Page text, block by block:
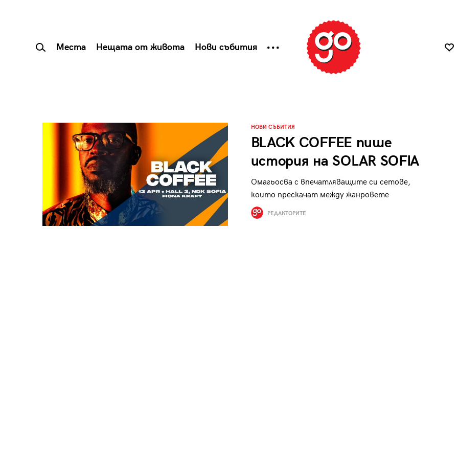
Места Нещата от живота Нови събития
НОВИ СЪБИТИЯ
BLACK COFFEE пише
история на SOLAR SOFIA
Омагьосва с впечатляващите си сетове,
които прескачат между жанровете
РЕДАКТОРИТЕ